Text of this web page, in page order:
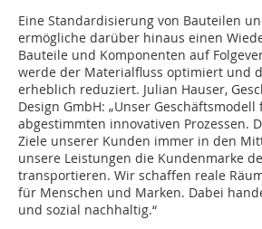
Eine Standardisierung von Bauteilen
ermögliche darüber hinaus einen
Bauteile und Komponenten auf
werde der Materialfluss optimiert und
erheblich reduziert. Julian Hauser,
Design GmbH: „Unser
abgestimmten innovativen Prozessen.
Ziele unserer Kunden immer in den
unsere Leistungen die Kundenmarke
transportieren. Wir schaffen reale
für Menschen und Marken. Dabei
und sozial nachhaltig.“